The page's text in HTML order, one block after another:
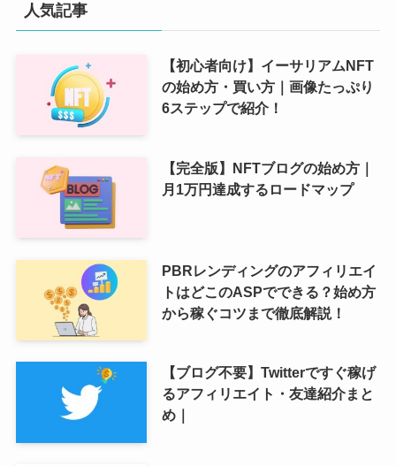
人気記事
【初心者向け】イーサリアムNFT
の始め方・買い方｜画像たっぷり
6ステップで紹介！
【完全版】NFTブログの始め方｜
月1万円達成するロードマップ
PBRレンディングのアフィリエイ
トはどこのASPでできる？始め方
から稼ぐコツまで徹底解説！
【ブログ不要】Twitterですぐ稼げ
るアフィリエイト・友達紹介まと
め｜